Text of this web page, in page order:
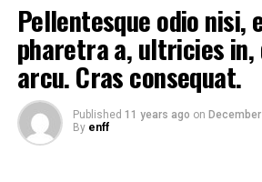
Pellentesque odio nisi,
pharetra a, ultricies in,
arcu. Cras consequat.
Published 11 years ago on
By enff